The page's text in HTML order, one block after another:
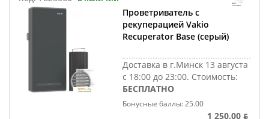
Проветриватель с
рекуперацией Vakio
Recuperator Base (серый)
Доставка в г.Минск 13 августа
с 18:00 до 23:00. Стоимость:
БЕСПЛАТНО
Бонусные баллы: 25.00
1 250.00 ƃ